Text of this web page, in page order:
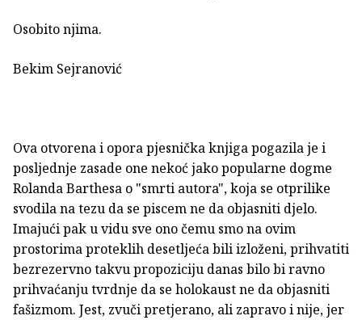
Osobito njima.
Bekim Sejranović
Ova otvorena i opora pjesnička knjiga pogazila je i
posljednje zasade one nekoć jako popularne dogme
Rolanda Barthesa o "smrti autora", koja se otprilike
svodila na tezu da se piscem ne da objasniti djelo.
Imajući pak u vidu sve ono čemu smo na ovim
prostorima proteklih desetljeća bili izloženi, prihvatiti
bezrezervno takvu propoziciju danas bilo bi ravno
prihvaćanju tvrdnje da se holokaust ne da objasniti
fašizmom. Jest, zvuči pretjerano, ali zapravo i nije, jer